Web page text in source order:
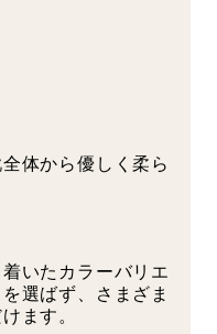
体から優しく柔ら
いたカラーバリエ
選ばず、さまざま
ます。